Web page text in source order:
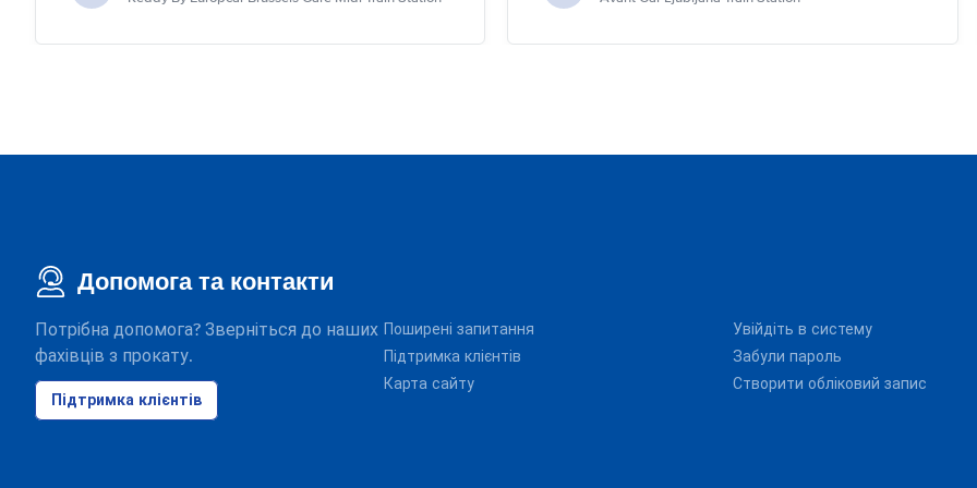
Допомога та контакти
Потрібна допомога? Зверніться до наших
фахівців з прокату.
Підтримка клієнтів
Поширені запитання
Підтримка клієнтів
Карта сайту
Увійдіть в систему
Забули пароль
Створити обліковий запис